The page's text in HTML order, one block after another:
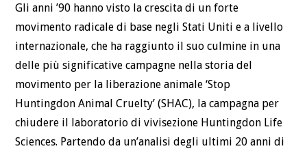
Gli anni ’90 hanno visto la crescita di un forte
movimento radicale di base negli Stati Uniti e a livello
internazionale, che ha raggiunto il suo culmine in una
delle più significative campagne nella storia del
movimento per la liberazione animale ‘Stop
Huntingdon Animal Cruelty’ (SHAC), la campagna per
chiudere il laboratorio di vivisezione Huntingdon Life
Sciences. Partendo da un’analisi degli ultimi 20 anni di